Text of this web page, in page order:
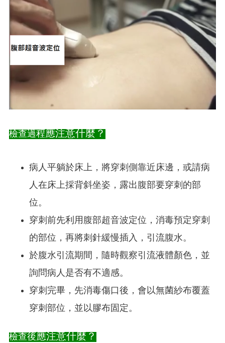
檢查過程應注意什麼？
病人平躺於床上，將穿刺側靠近床邊，或請病
人在床上採背斜坐姿，露出腹部要穿刺的部
位。
穿刺前先利用腹部超音波定位，消毒預定穿刺
的部位，再將刺針緩慢插入，引流腹水。
於腹水引流期間，隨時觀察引流液體顏色，並
詢問病人是否有不適感。
穿刺完畢，先消毒傷口後，會以無菌紗布覆蓋
穿刺部位，並以膠布固定。
檢查後應注意什麼？